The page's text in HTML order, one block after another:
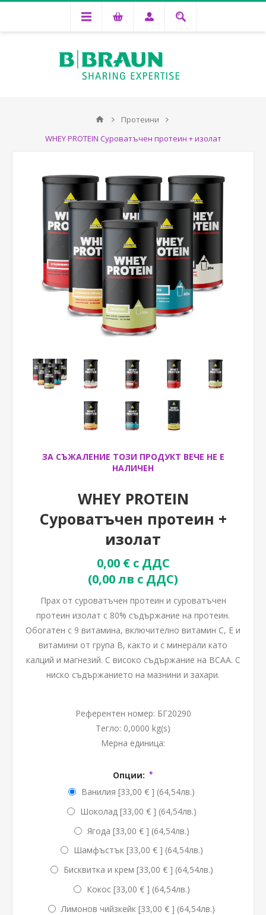
Протеини
WHEY PROTEIN Суроватъчен протеин + изолат
ЗА СЪЖАЛЕНИЕ ТОЗИ ПРОДУКТ ВЕЧЕ НЕ Е
НАЛИЧЕН
WHEY PROTEIN
Суроватъчен протеин +
изолат
0,00 € с ДДС
(0,00 лв с ДДС)
Прах от суроватъчен протеин и суроватъчен
протеин изолат с 80% съдържание на протеин.
Обогатен с 9 витамина, включително витамин С, Е и
витамини от група В, както и с минерали като
калций и магнезий. С високо съдържание на BCAA. С
ниско съдържанието на мазнини и захари.
Референтен номер: БГ20290
Тегло: 0,0000 kg(s)
Мерна единица:
Опции: *
Ванилия [33,00 € ] (64,54лв.)
Шоколад [33,00 € ] (64,54лв.)
Ягода [33,00 € ] (64,54лв.)
Шамфъстък [33,00 € ] (64,54лв.)
Бисквитка и крем [33,00 € ] (64,54лв.)
Кокос [33,00 € ] (64,54лв.)
Лимонов чийзкейк [33,00 € ] (64,54лв.)